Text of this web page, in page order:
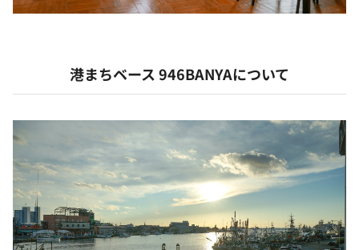
港まちベース 946BANYAについて